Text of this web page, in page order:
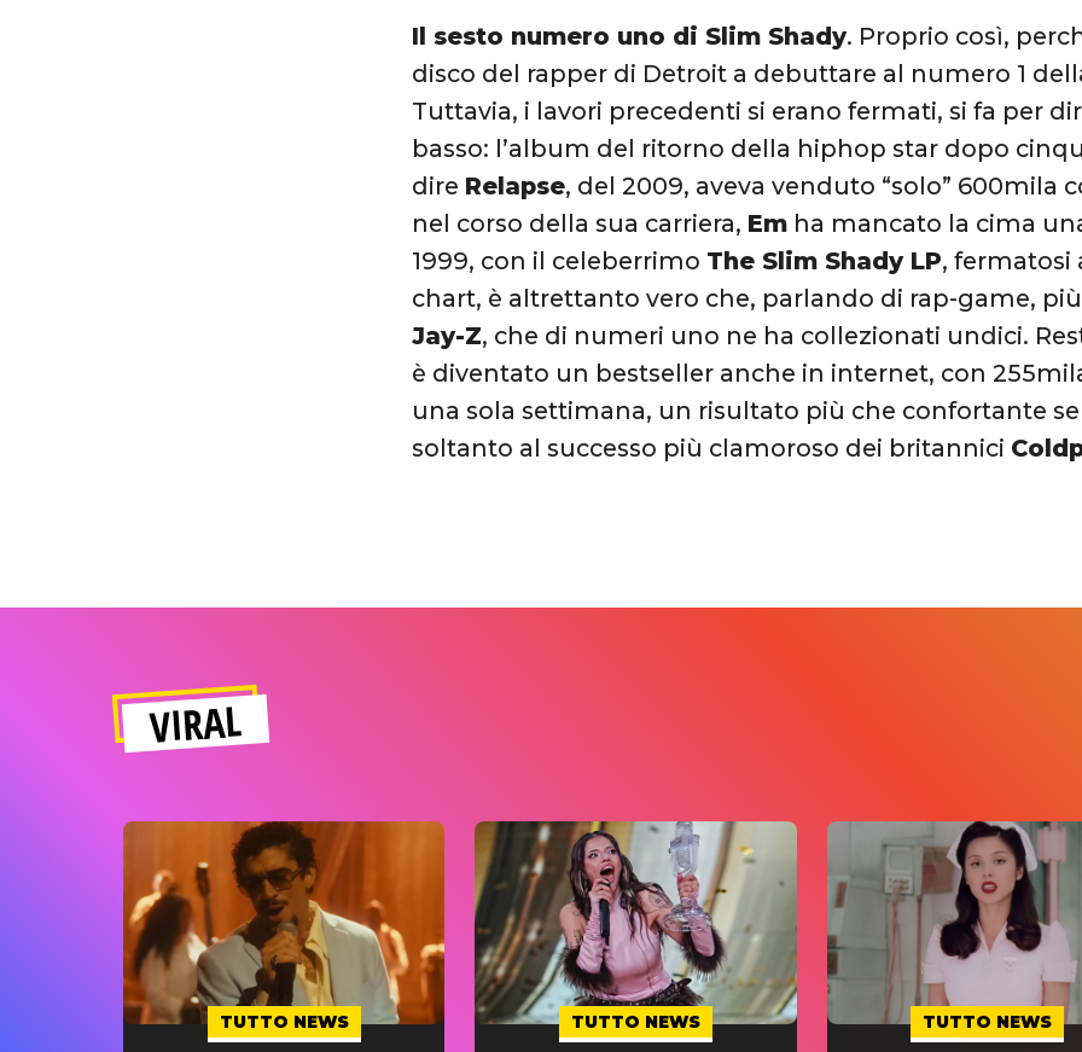
Il sesto numero uno di Slim Shady. Proprio così,
disco del rapper di Detroit a debuttare al numero 1
Tuttavia, i lavori precedenti si erano fermati, si fa per
basso: l’album del ritorno della hiphop star dopo
dire Relapse, del 2009, aveva venduto “solo” 600mila
nel corso della sua carriera, Em ha mancato la cima
1999, con il celeberrimo The Slim Shady LP, fermatosi
chart, è altrettanto vero che, parlando di rap-game,
Jay-Z, che di numeri uno ne ha collezionati undici.
è diventato un bestseller anche in internet, con
una sola settimana, un risultato più che confortante
soltanto al successo più clamoroso dei britannici
VIRAL
TUTTO NEWS TUTTO NEWS TUTTO NEWS